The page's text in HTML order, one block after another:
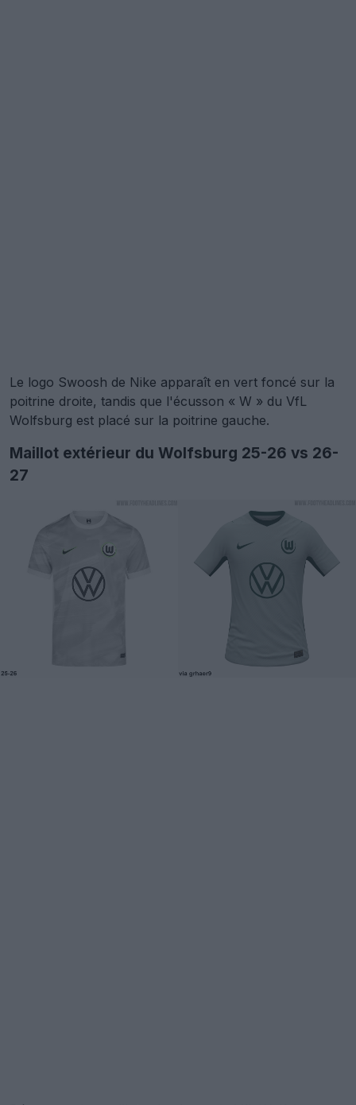
Le logo Swoosh de Nike apparaît en vert foncé sur la
poitrine droite, tandis que l'écusson « W » du VfL
Wolfsburg est placé sur la poitrine gauche.
Maillot extérieur du Wolfsburg 25-26 vs 26-
27